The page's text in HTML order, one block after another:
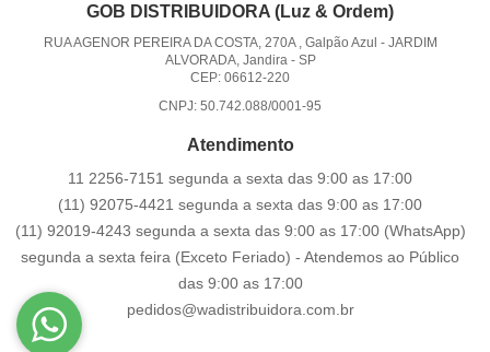
GOB DISTRIBUIDORA (Luz & Ordem)
RUA AGENOR PEREIRA DA COSTA, 270A , Galpão Azul - JARDIM
ALVORADA, Jandira - SP
CEP: 06612-220
CNPJ: 50.742.088/0001-95
Atendimento
11 2256-7151 segunda a sexta das 9:00 as 17:00
(11) 92075-4421 segunda a sexta das 9:00 as 17:00
(11) 92019-4243 segunda a sexta das 9:00 as 17:00 (WhatsApp)
segunda a sexta feira (Exceto Feriado) - Atendemos ao Público
das 9:00 as 17:00
pedidos@wadistribuidora.com.br